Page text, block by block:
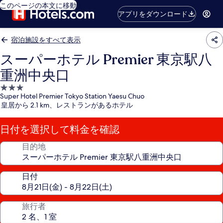
このページの本文に移動
アプリをダウンロード
宿泊施設をすべて表示
スーパーホテル Premier 東京駅八
重洲中央口
3.0
つ
星
宿
泊
施
Super Hotel Premier Tokyo Station Yaesu Chuo
皇居から 2.1 km、レストランがあるホテル
日付を選択して料金を確認
目的地
日付
旅行者